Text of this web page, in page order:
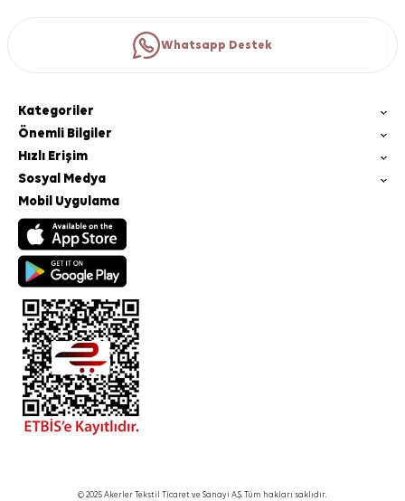
Whatsapp Destek
Kategoriler
Önemli Bilgiler
Hızlı Erişim
Sosyal Medya
Mobil Uygulama
© 2025 Akerler Tekstil Ticaret ve Sanayi A.Ş. Tüm hakları saklıdır.